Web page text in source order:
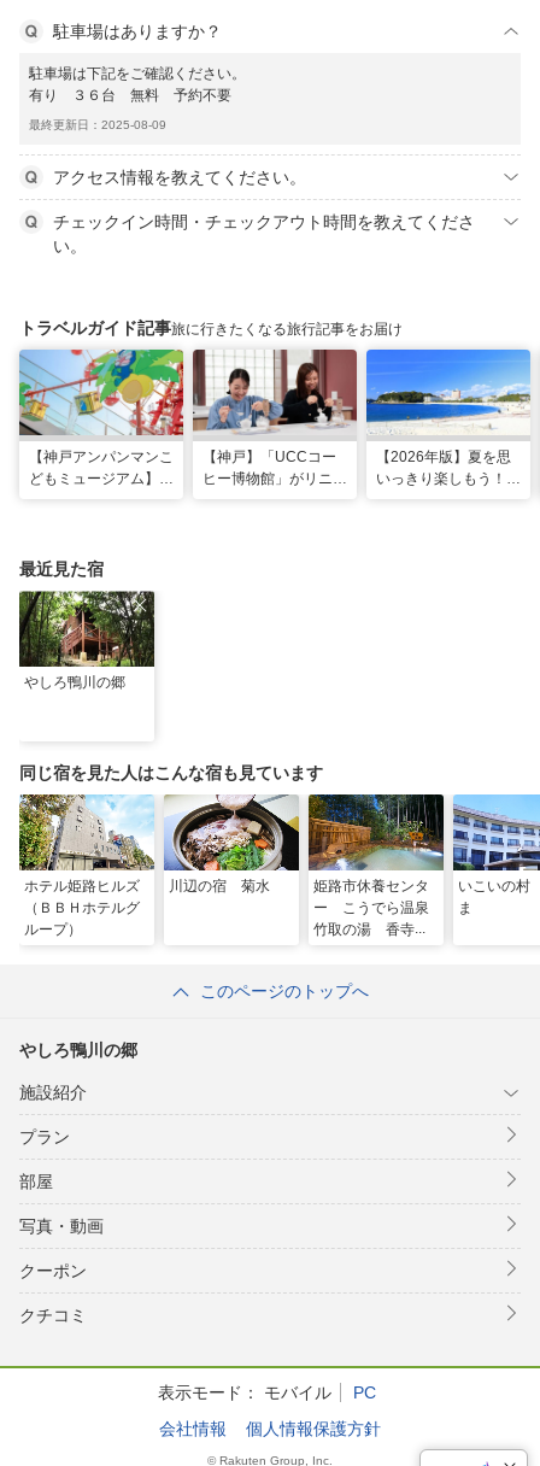
駐車場はありますか？
駐車場は下記をご確認ください。
有り ３６台 無料 予約不要
最終更新日：2025-08-09
アクセス情報を教えてください。
チェックイン時間・チェックアウト時間を教えてくださ
い。
トラベルガイド記事旅に行きたくなる旅行記事をお届け
【神戸アンパンマンこ
どもミュージアム】夏
ふき飛ばそう
【神戸】「UCCコー
ヒー博物館」がリニュ
【2026年版】夏を思
いっきり楽しもう！関
最近見た宿
やしろ鴨川の郷
同じ宿を見た人はこんな宿も見ています
ホテル姫路ヒルズ
（ＢＢＨホテルグ
ループ）
川辺の宿 菊水
姫路市休養センタ
ー こうでら温泉
竹取の湯 香寺荘
いこいの
ま
このページのトップへ
やしろ鴨川の郷
施設紹介
プラン
部屋
写真・動画
クーポン
クチコミ
表示モード： モバイル
PC
会社情報
個人情報保護方針
© Rakuten Group, Inc.